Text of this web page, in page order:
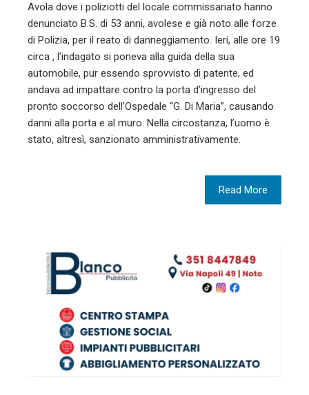
Avola dove i poliziotti del locale commissariato hanno
denunciato B.S. di 53 anni, avolese e già noto alle forze
di Polizia, per il reato di danneggiamento. Ieri, alle ore 19
circa , l’indagato si poneva alla guida della sua
automobile, pur essendo sprovvisto di patente, ed
andava ad impattare contro la porta d’ingresso del
pronto soccorso dell’Ospedale “G. Di Maria”, causando
danni alla porta e al muro. Nella circostanza, l’uomo è
stato, altresì, sanzionato amministrativamente.
Read More